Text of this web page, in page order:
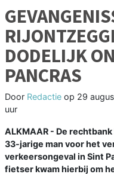
DODELIJK
PANCRAS
Door Redactie op 29
uur
ALKMAAR - De
33-jarige man voor het
verkeersongeval in Sint
fietser kwam hierbij om